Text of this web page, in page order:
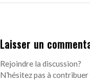
Laisser un
Rejoindre la discussion?
N’hésitez pas à contribuer